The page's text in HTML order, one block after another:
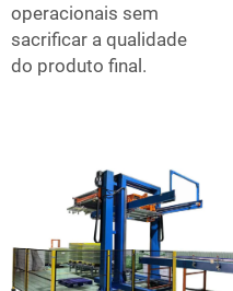
operacionais sem
sacrificar a qualidade
do produto final.